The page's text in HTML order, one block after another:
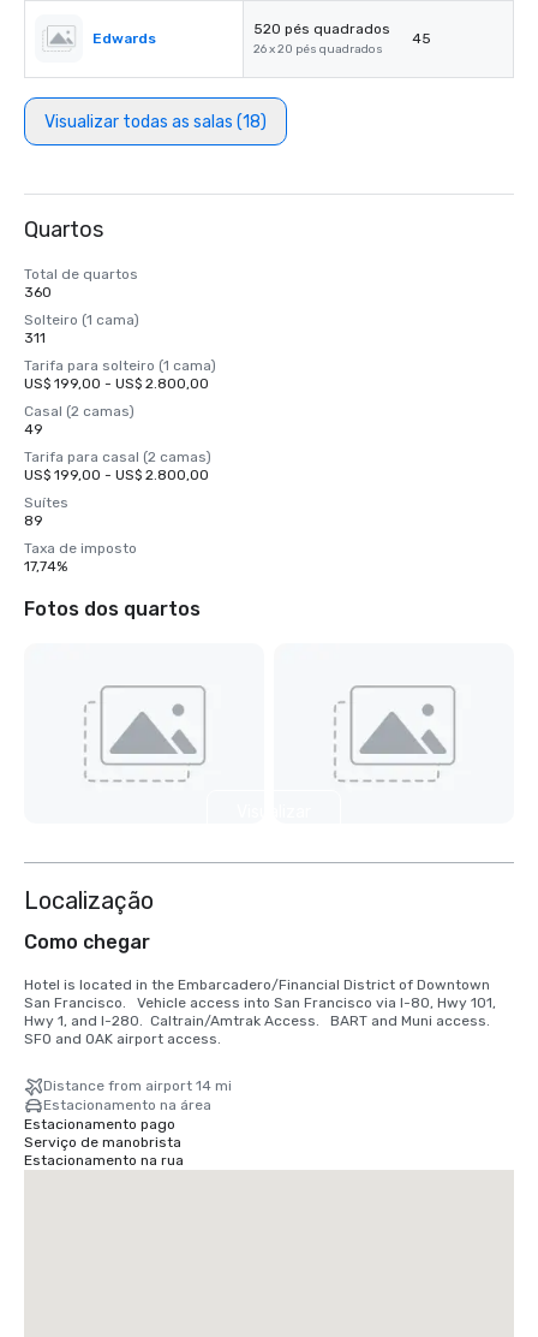
Edwards
520 pés quadrados
26 x 20 pés quadrados
45
Visualizar todas as salas (18)
Quartos
Total de quartos
360
Solteiro (1 cama)
311
Tarifa para solteiro (1 cama)
US$ 199,00 - US$ 2.800,00
Casal (2 camas)
49
Tarifa para casal (2 camas)
US$ 199,00 - US$ 2.800,00
Suítes
89
Taxa de imposto
17,74%
Fotos dos quartos
Localização
Como chegar
Hotel is located in the Embarcadero/Financial District of Downtown
San Francisco.   Vehicle access into San Francisco via I-80, Hwy 101,
Hwy 1, and I-280.  Caltrain/Amtrak Access.   BART and Muni access.
SFO and OAK airport access.
Distance from airport 14 mi
Estacionamento na área
Estacionamento pago
Serviço de manobrista
Estacionamento na rua